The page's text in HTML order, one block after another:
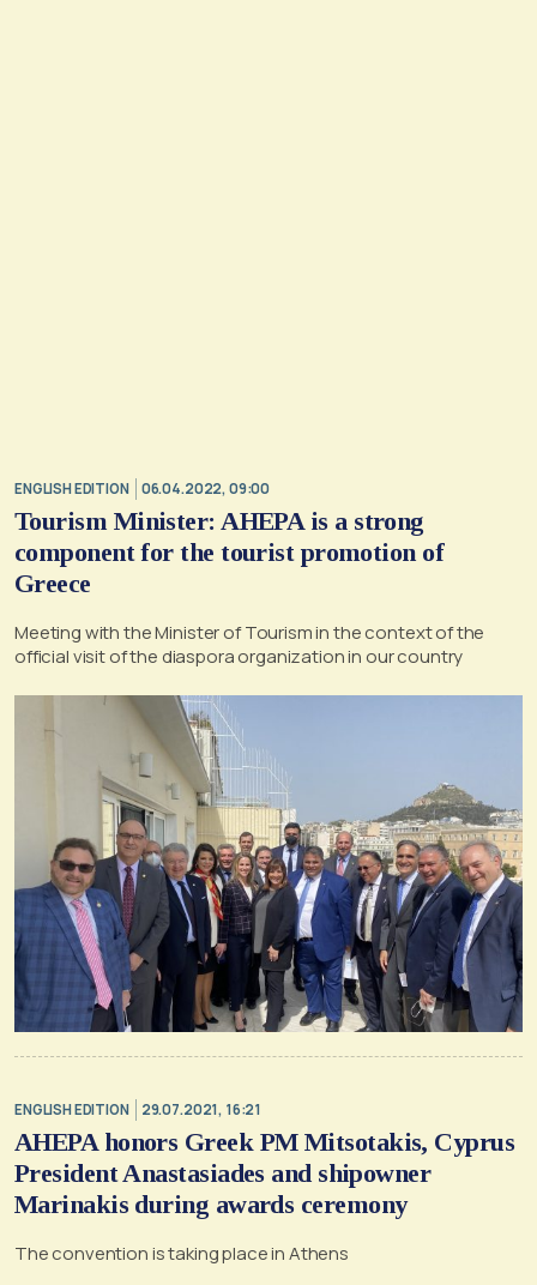
ENGLISH EDITION 06.04.2022, 09:00
Tourism Minister: AHEPA is a strong
component for the tourist promotion of
Greece
Meeting with the Minister of Tourism in the context of the
official visit of the diaspora organization in our country
ENGLISH EDITION 29.07.2021, 16:21
AHEPA honors Greek PM Mitsotakis, Cyprus
President Anastasiades and shipowner
Marinakis during awards ceremony
The convention is taking place in Athens